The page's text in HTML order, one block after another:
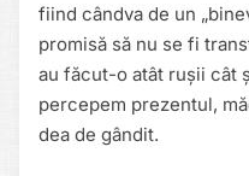
fiind cândva de un
promisă să nu se fi
au făcut-o atât rușii cât
percepem prezentul,
dea de gândit.